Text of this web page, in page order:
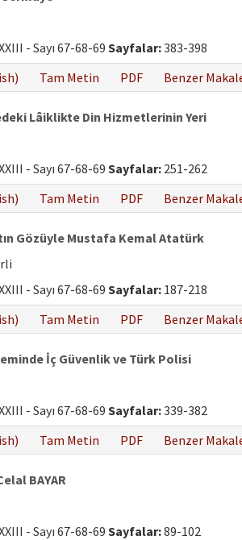
- Sayı 67-68-69 Sayfalar:383-398
Tam Metin PDF Benzer
Lâiklikte Din Hizmetlerinin Yeri
- Sayı 67-68-69 Sayfalar: 251-262
Tam Metin PDF Benzer
Gözüyle Mustafa Kemal Atatürk
- Sayı 67-68-69 Sayfalar: 187-218
Tam Metin PDF Benzer
İç Güvenlik ve Türk Polisi
- Sayı 67-68-69 Sayfalar:339-382
Tam Metin PDF Benzer
BAYAR
- Sayı 67-68-69 Sayfalar:89-102